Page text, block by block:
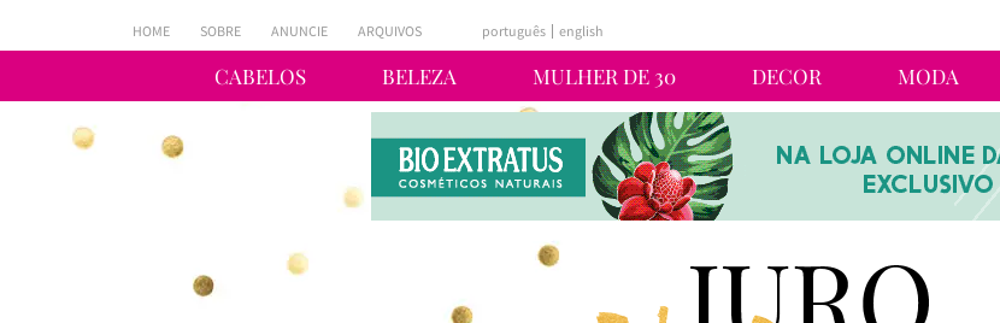
CABELOS BELEZA MULHER DE 30 DECOR MODA
HOME SOBRE ANUNCIE ARQUIVOS português english